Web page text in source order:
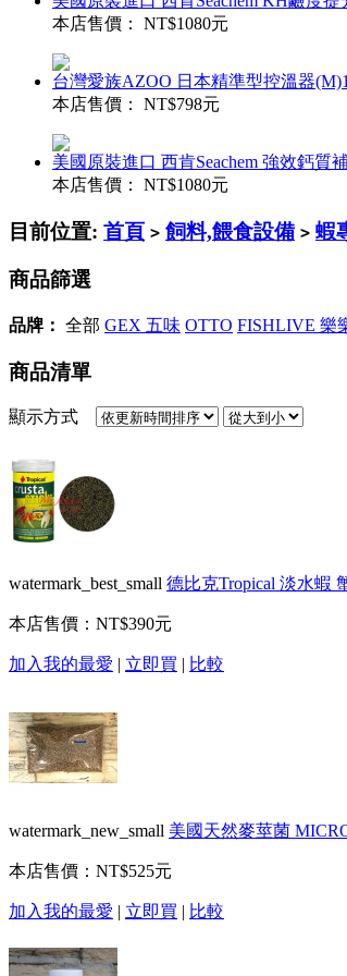
本店售價： NT$1080元
台灣愛族AZOO 日本精準型控溫器
本店售價： NT$798元
美國原裝進口 西肯Seachem 強效鈣質
本店售價： NT$1080元
目前位置: 首頁 > 飼料,餵食設備 > 蝦
商品篩選
品牌： 全部 GEX 五味 OTTO FISHLIVE 樂
商品清單
顯示方式
watermark_best_small 德比克Tropical 淡水蝦
本店售價： NT$390元
加入我的最愛 立即買 比較
watermark_new_small 美國天然麥莖菌
本店售價： NT$525元
加入我的最愛 立即買 比較